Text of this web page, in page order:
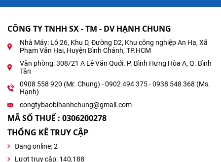
CÔNG TY TNHH SX - TM - DV HẠNH CHUNG
Nhà Máy: Lô 26, Khu D, Đường D2, Khu công nghiệp An Hạ, Xã
Phạm Văn Hai, Huyện Bình Chánh, TP.HCM
Văn phòng: 308/21 A Lê Văn Quới. P. Bình Hưng Hòa A, Q. Bình
Tân
0908 558 920 (Mr. Chung) - 0902 494 375 - 0938 548 368 (Ms.
Hạnh)
congtybaobihanhchung@gmail.com
MÃ SỐ THUẾ : 0306200278
THỐNG KÊ TRUY CẬP
Đang online:2
Lượt truy cập: 140,188